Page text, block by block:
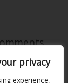
privacy
experience,
אין תגובות